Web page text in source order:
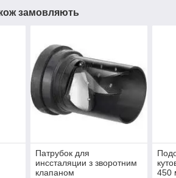
замовляють
Патрубок для
инссталяции з зворотним
клапаном
450